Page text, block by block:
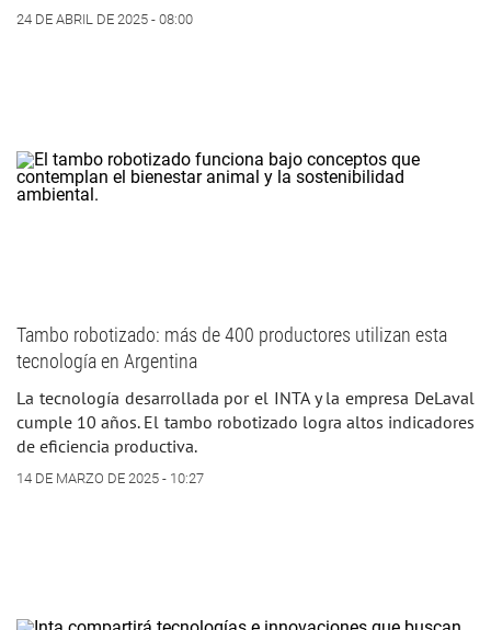
24 DE ABRIL DE 2025 - 08:00
Tambo robotizado: más de 400 productores utilizan esta
tecnología en Argentina
La tecnología desarrollada por el INTA y la empresa DeLaval
cumple 10 años. El tambo robotizado logra altos indicadores
de eficiencia productiva.
14 DE MARZO DE 2025 - 10:27